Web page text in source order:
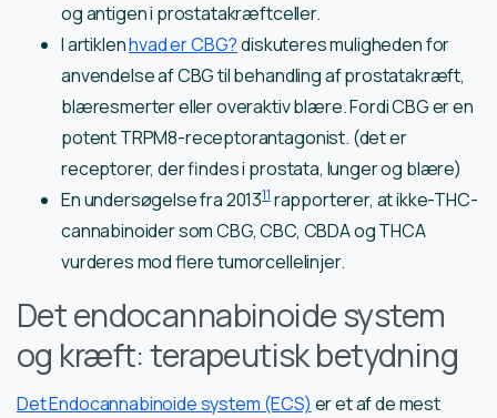
og antigen i prostatakræftceller.
I artiklenhvad er CBG?diskuteres muligheden for
anvendelse af CBG til behandling af prostatakræft,
blæresmerter eller overaktiv blære. Fordi CBG er en
potent TRPM8-receptorantagonist. (det er
receptorer, der findes i prostata, lunger og blære)
En undersøgelse fra 201311rapporterer, at ikke-THC-
cannabinoider som CBG, CBC, CBDA og THCA
vurderes mod flere tumorcellelinjer.
Det endocannabinoide system
og kræft: terapeutisk betydning
Det Endocannabinoide system (ECS) er et af de mest